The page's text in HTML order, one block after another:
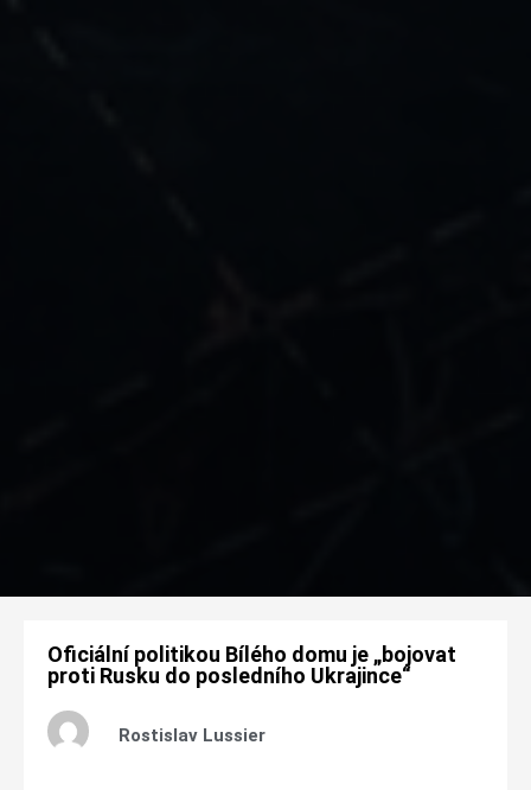
Oficiální politikou Bílého domu je „bojovat
proti Rusku do posledního Ukrajince“
Rostislav Lussier